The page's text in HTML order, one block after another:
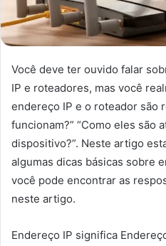
Você deve ter ouvido falar
IP e roteadores, mas você
endereço IP e o roteador são
funcionam?” “Como eles são
dispositivo?”. Neste artigo
algumas dicas básicas sobre
você pode encontrar as
neste artigo.
Endereço IP significa